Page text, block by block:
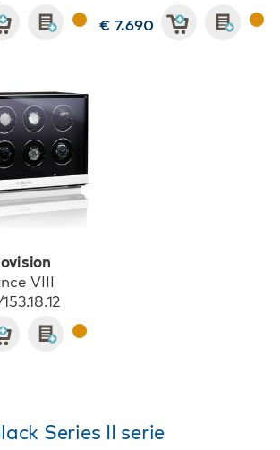
€ 7.690
VIII
Series II serie